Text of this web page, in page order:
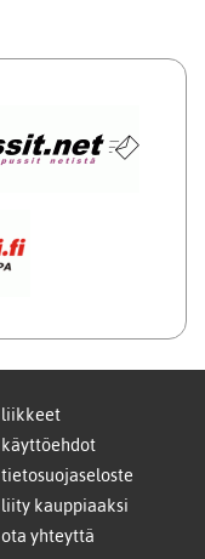
liikkeet
käyttöehdot
tietosuojaseloste
liity kauppiaaksi
ota yhteyttä